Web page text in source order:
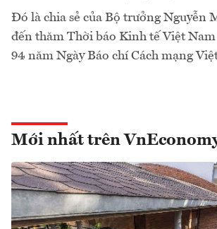
Đó là chia sẻ của Bộ trưởng Nguyễn
đến thăm Thời báo Kinh tế Việt
94 năm Ngày Báo chí Cách mạng
Mới nhất trên